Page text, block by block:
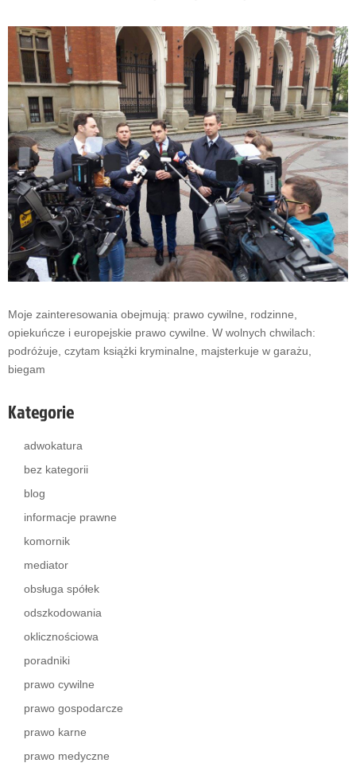
Moje zainteresowania obejmują: prawo cywilne, rodzinne,
opiekuńcze i europejskie prawo cywilne. W wolnych chwilach:
podróżuje, czytam książki kryminalne, majsterkuje w garażu,
biegam
Kategorie
adwokatura
bez kategorii
blog
informacje prawne
komornik
mediator
obsługa spółek
odszkodowania
oklicznościowa
poradniki
prawo cywilne
prawo gospodarcze
prawo karne
prawo medyczne
Shares